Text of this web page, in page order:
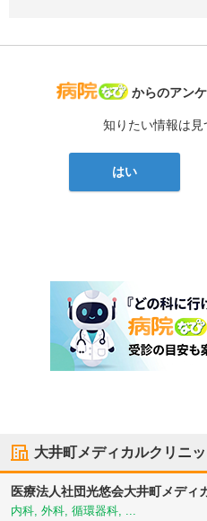
病院なび
からのアン
知りたい情報は
はい
大井町メディカルクリニ
医療法人社団光悠会大井町メディ
内科, 外科, 循環器科, ...